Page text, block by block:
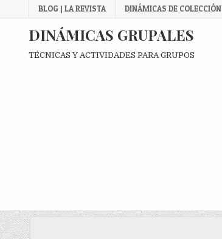
to
BLOG | LA REVISTA DINÁMICAS DE COLECCIÓN
DINÁMICAS GRUPALES
TÉCNICAS Y ACTIVIDADES PARA GRUPOS